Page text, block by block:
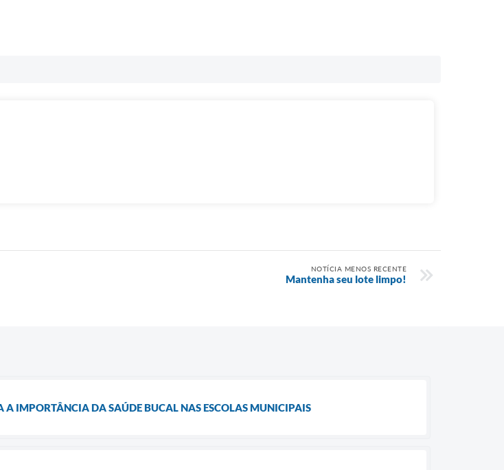
NOTÍCIA MENOS RECENTE
Mantenha seu lote limpo!
A IMPORTÂNCIA DA SAÚDE BUCAL NAS ESCOLAS MUNICIPAIS